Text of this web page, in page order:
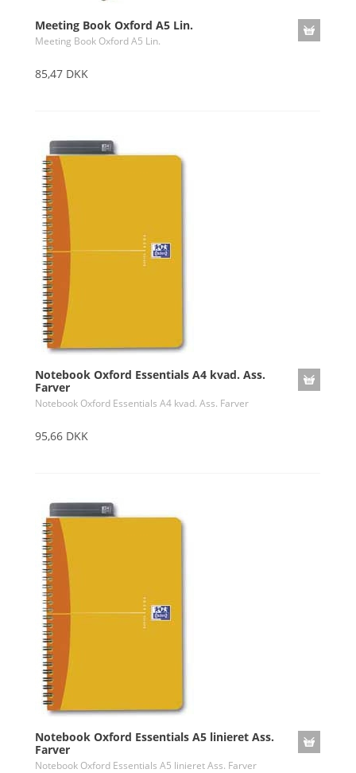
Meeting Book Oxford A5 Lin.
Meeting Book Oxford A5 Lin.
85,47 DKK
Notebook Oxford Essentials A4 kvad. Ass.
Farver
Notebook Oxford Essentials A4 kvad. Ass. Farver
95,66 DKK
Notebook Oxford Essentials A5 linieret Ass.
Farver
Notebook Oxford Essentials A5 linieret Ass. Farver